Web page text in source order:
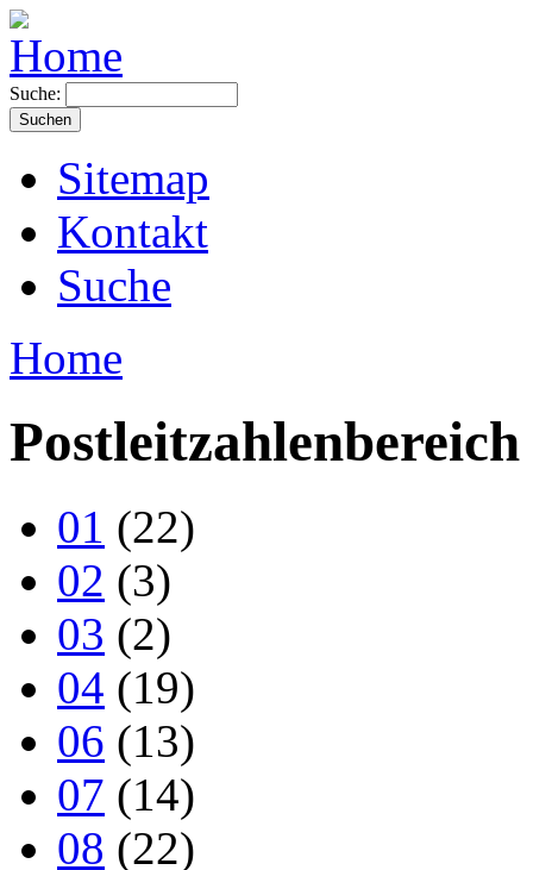
Suche:
Sitemap
Kontakt
Suche
Home
Postleitzahlenbereich
01 (22)
02 (3)
03 (2)
04 (19)
06 (13)
07 (14)
08 (22)